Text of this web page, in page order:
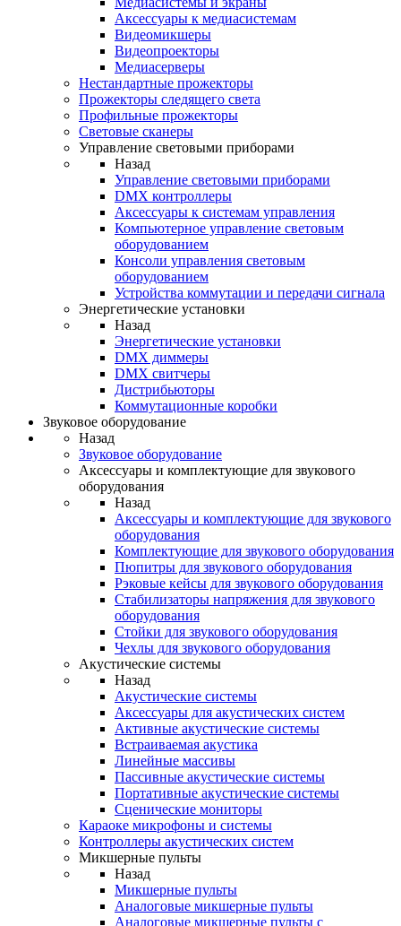
Аксессуары к медиасистемам
Видеомикшеры
Видеопроекторы
Медиасерверы
Нестандартные прожекторы
Прожекторы следящего света
Профильные прожекторы
Световые сканеры
Управление световыми приборами
Назад
Управление световыми приборами
DMX контроллеры
Аксессуары к системам управления
Компьютерное управление световым
оборудованием
Консоли управления световым
оборудованием
Устройства коммутации и передачи сигнала
Энергетические установки
Назад
Энергетические установки
DMX диммеры
DMX свитчеры
Дистрибьюторы
Коммутационные коробки
Звуковое оборудование
Назад
Звуковое оборудование
Аксессуары и комплектующие для звукового
оборудования
Назад
Аксессуары и комплектующие для звукового
оборудования
Комплектующие для звукового оборудования
Пюпитры для звукового оборудования
Рэковые кейсы для звукового оборудования
Стабилизаторы напряжения для звукового
оборудования
Стойки для звукового оборудования
Чехлы для звукового оборудования
Акустические системы
Назад
Акустические системы
Аксессуары для акустических систем
Активные акустические системы
Встраиваемая акустика
Линейные массивы
Пассивные акустические системы
Портативные акустические системы
Сценические мониторы
Караоке микрофоны и системы
Контроллеры акустических систем
Микшерные пульты
Назад
Микшерные пульты
Аналоговые микшерные пульты
Аналоговые микшерные пульты с